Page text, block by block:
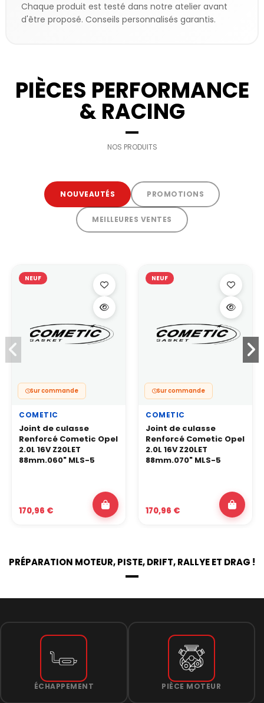
Chaque produit est testé dans notre atelier avant
d'être proposé. Conseils personnalisés garantis.
PIÈCES PERFORMANCE
& RACING
NOS PRODUITS
NOUVEAUTÉS PROMOTIONS
MEILLEURES VENTES
NEUF
Sur commande
COMETIC
Joint de culasse
Renforcé Cometic Opel
2.0L 16V Z20LET
88mm.060" MLS-5
170,96 €
NEUF
Sur commande
COMETIC
Joint de culasse
Renforcé Cometic Opel
2.0L 16V Z20LET
88mm.070" MLS-5
170,96 €
PRÉPARATION MOTEUR, PISTE, DRIFT, RALLYE ET DRAG !
ÉCHAPPEMENT PIÈCE MOTEUR